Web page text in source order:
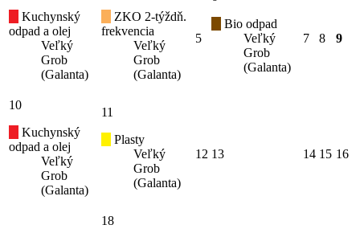
Kuchynský
odpad a olej
Veľký
Grob
(Galanta)
ZKO 2-týždň.
frekvencia
Veľký
Grob
(Galanta)
5
Bio odpad
Veľký
Grob
(Galanta)
7 8 9
10
Kuchynský
odpad a olej
Veľký
Grob
(Galanta)
11
Plasty
Veľký
Grob
(Galanta)
12 13 14 15 16
18